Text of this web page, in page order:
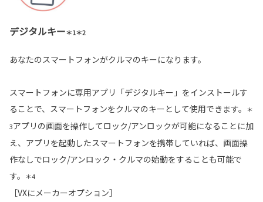
デジタルキー＊1＊2
あなたのスマートフォンがクルマのキーになります。
スマートフォンに専用アプリ「デジタルキー」をインストールす
ることで、スマートフォンをクルマのキーとして使用できます。
＊
3アプリの画面を操作してロック/アンロックが可能になることに加
え、アプリを起動したスマートフォンを携帯していれば、画面操
作なしでロック/アンロック・クルマの始動をすることも可能で
す。
＊4
［VXにメーカーオプション］